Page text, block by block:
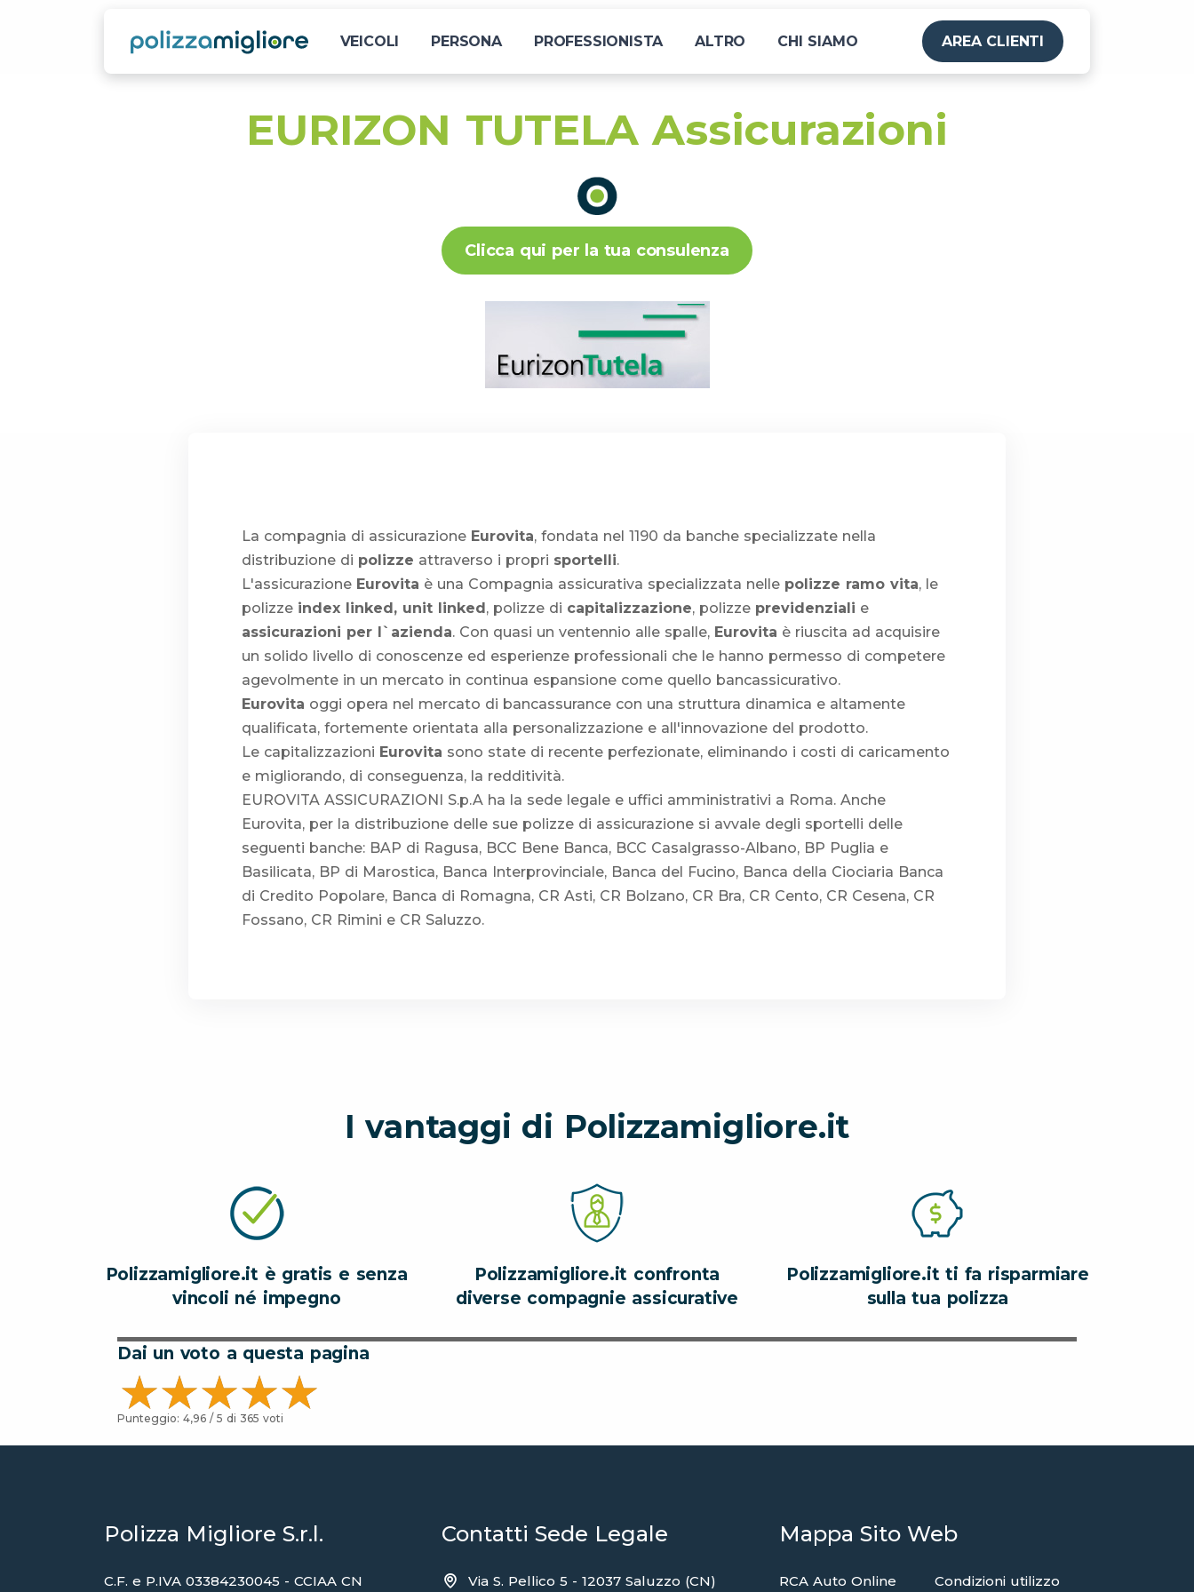
VEICOLI PERSONA PROFESSIONISTA ALTRO CHI SIAMO AREA CLIENTI
EURIZON TUTELA Assicurazioni
Clicca qui per la tua consulenza
La compagnia di assicurazione Eurovita, fondata nel 1190 da banche specializzate nella
distribuzione di polizze attraverso i propri sportelli.
L'assicurazione Eurovita è una Compagnia assicurativa specializzata nelle polizze ramo vita, le
polizze index linked, unit linked, polizze di capitalizzazione, polizze previdenziali e
assicurazioni per l`azienda. Con quasi un ventennio alle spalle, Eurovita è riuscita ad acquisire
un solido livello di conoscenze ed esperienze professionali che le hanno permesso di competere
agevolmente in un mercato in continua espansione come quello bancassicurativo.
Eurovita oggi opera nel mercato di bancassurance con una struttura dinamica e altamente
qualificata, fortemente orientata alla personalizzazione e all'innovazione del prodotto.
Le capitalizzazioni Eurovita sono state di recente perfezionate, eliminando i costi di caricamento
e migliorando, di conseguenza, la redditività.
EUROVITA ASSICURAZIONI S.p.A ha la sede legale e uffici amministrativi a Roma. Anche
Eurovita, per la distribuzione delle sue polizze di assicurazione si avvale degli sportelli delle
seguenti banche: BAP di Ragusa, BCC Bene Banca, BCC Casalgrasso-Albano, BP Puglia e
Basilicata, BP di Marostica, Banca Interprovinciale, Banca del Fucino, Banca della Ciociaria Banca
di Credito Popolare, Banca di Romagna, CR Asti, CR Bolzano, CR Bra, CR Cento, CR Cesena, CR
Fossano, CR Rimini e CR Saluzzo.
I vantaggi di Polizzamigliore.it
Polizzamigliore.it è gratis e senza
vincoli né impegno
Polizzamigliore.it confronta
diverse compagnie assicurative
Polizzamigliore.it ti fa risparmiare
sulla tua polizza
Dai un voto a questa pagina
Punteggio: 4,96 / 5 di 365 voti
Polizza Migliore S.r.l.
C.F. e P.IVA 03384230045 - CCIAA CN
Contatti Sede Legale
Via S. Pellico 5 - 12037 Saluzzo (CN)
Mappa Sito Web
RCA Auto Online Condizioni utilizzo